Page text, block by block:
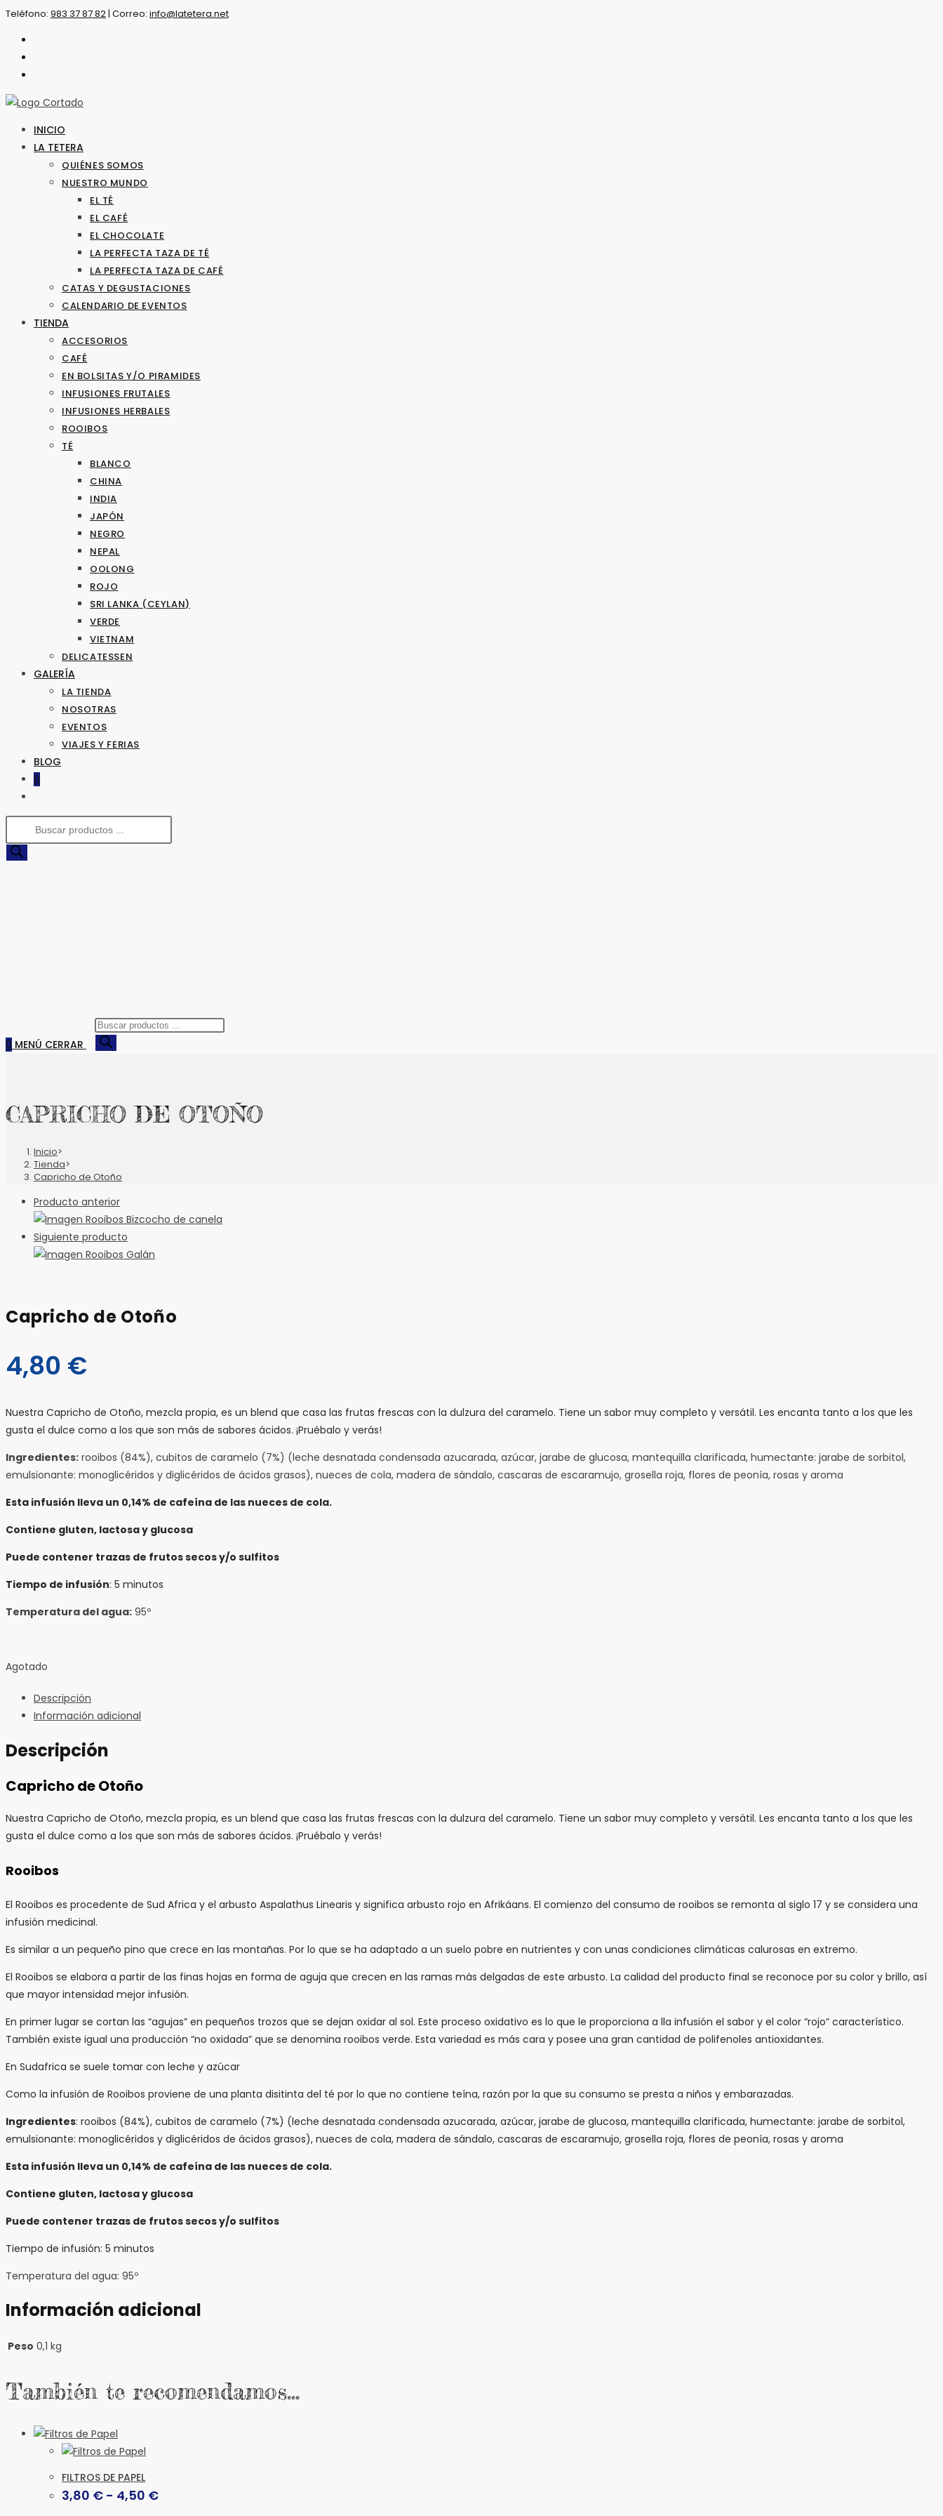
Saltar
Teléfono: 983 37 87 82| Correo: info@latetera.net
INICIO
LA TETERA
QUIÉNES SOMOS
NUESTRO MUNDO
EL TÉ
EL CAFÉ
EL CHOCOLATE
LA PERFECTA TAZA DE TÉ
LA PERFECTA TAZA DE CAFÉ
CATAS Y DEGUSTACIONES
CALENDARIO DE EVENTOS
TIENDA
ACCESORIOS
CAFÉ
EN BOLSITAS Y/O PIRAMIDES
INFUSIONES FRUTALES
INFUSIONES HERBALES
ROOIBOS
TÉ
BLANCO
CHINA
INDIA
JAPÓN
NEGRO
NEPAL
OOLONG
ROJO
SRI LANKA (CEYLAN)
VERDE
VIETNAM
DELICATESSEN
GALERÍA
LA TIENDA
NOSOTRAS
EVENTOS
VIAJES Y FERIAS
BLOG
0
BÚSQUEDA
DE
Búsqueda
de
productos
0 MENÚ CERRAR
Búsqueda
de
CAPRICHO DE OTOÑO
Inicio>
Tienda>
Capricho de Otoño
Producto anterior
Siguiente producto
Capricho de Otoño
4,80 €
Nuestra Capricho de Otoño, mezcla propia, es un blend que casa las frutas frescas con la dulzura del caramelo. Tiene un sabor muy completo y versátil. Les encanta tanto a los que les
gusta el dulce como a los que son más de sabores ácidos. ¡Pruébalo y verás!
Ingredientes: rooibos (84%), cubitos de caramelo (7%) (leche desnatada condensada azucarada, azúcar, jarabe de glucosa, mantequilla clarificada, humectante: jarabe de sorbitol,
emulsionante: monoglicéridos y diglicéridos de ácidos grasos), nueces de cola, madera de sándalo, cascaras de escaramujo, grosella roja, flores de peonía, rosas y aroma
Esta infusión lleva un 0,14% de cafeína de las nueces de cola.
Contiene gluten, lactosa y glucosa
Puede contener trazas de frutos secos y/o sulfitos
Tiempo de infusión: 5 minutos
Temperatura del agua: 95º
Agotado
Descripción
Información adicional
Descripción
Capricho de Otoño
Nuestra Capricho de Otoño, mezcla propia, es un blend que casa las frutas frescas con la dulzura del caramelo. Tiene un sabor muy completo y versátil. Les encanta tanto a los que les
gusta el dulce como a los que son más de sabores ácidos. ¡Pruébalo y verás!
Rooibos
El Rooibos es procedente de Sud Africa y el arbusto Aspalathus Linearis y significa arbusto rojo en Afrikáans. El comienzo del consumo de rooibos se remonta al siglo 17 y se considera una
infusión medicinal.
Es similar a un pequeño pino que crece en las montañas. Por lo que se ha adaptado a un suelo pobre en nutrientes y con unas condiciones climáticas calurosas en extremo.
El Rooibos se elabora a partir de las finas hojas en forma de aguja que crecen en las ramas más delgadas de este arbusto. La calidad del producto final se reconoce por su color y brillo, así
que mayor intensidad mejor infusión.
En primer lugar se cortan las “agujas” en pequeños trozos que se dejan oxidar al sol. Este proceso oxidativo es lo que le proporciona a lla infusión el sabor y el color “rojo” característico.
También existe igual una producción “no oxidada” que se denomina rooibos verde. Esta variedad es más cara y posee una gran cantidad de polifenoles antioxidantes.
En Sudafrica se suele tomar con leche y azúcar
Como la infusión de Rooibos proviene de una planta disitinta del té por lo que no contiene teína, razón por la que su consumo se presta a niños y embarazadas.
Ingredientes: rooibos (84%), cubitos de caramelo (7%) (leche desnatada condensada azucarada, azúcar, jarabe de glucosa, mantequilla clarificada, humectante: jarabe de sorbitol,
emulsionante: monoglicéridos y diglicéridos de ácidos grasos), nueces de cola, madera de sándalo, cascaras de escaramujo, grosella roja, flores de peonía, rosas y aroma
Esta infusión lleva un 0,14% de cafeína de las nueces de cola.
Contiene gluten, lactosa y glucosa
Puede contener trazas de frutos secos y/o sulfitos
Tiempo de infusión: 5 minutos
Temperatura del agua: 95º
Información adicional
Peso 0,1 kg
También te recomendamos…
FILTROS DE PAPEL
3,80 € - 4,50 €Rango